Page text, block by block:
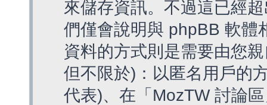
來儲存資訊。不過這已經
們僅會說明與 phpBB 軟體
資料的方式則是需要由您
但不限於)：以匿名用戶的
代表)、在「MozTW 討論